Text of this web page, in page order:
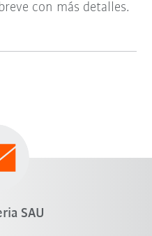
con más detalles.
SAU